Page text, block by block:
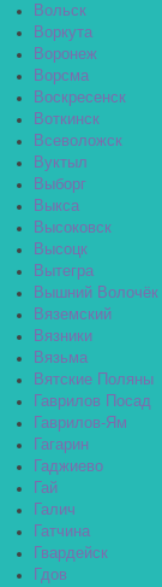
Вольск
Воркута
Воронеж
Ворсма
Воскресенск
Воткинск
Всеволожск
Вуктыл
Выборг
Выкса
Высоковск
Высоцк
Вытегра
Вышний Волочёк
Вяземский
Вязники
Вязьма
Вятские Поляны
Гаврилов Посад
Гаврилов-Ям
Гагарин
Гаджиево
Гай
Галич
Гатчина
Гвардейск
Гдов